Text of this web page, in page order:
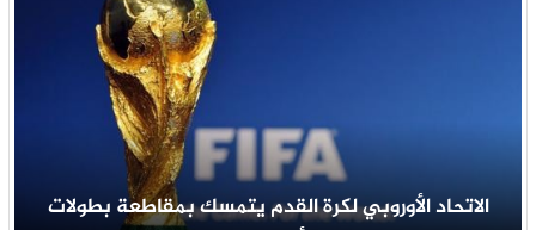
الاتحاد الأوروبي لكرة القدم يتمسك بمقاطعة بطولات